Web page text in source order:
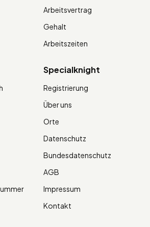
Arbeitsvertrag
Gehalt
Arbeitszeiten
Specialknight
Registrierung
Über uns
Orte
Datenschutz
Bundesdatenschutz
AGB
Impressum
Kontakt